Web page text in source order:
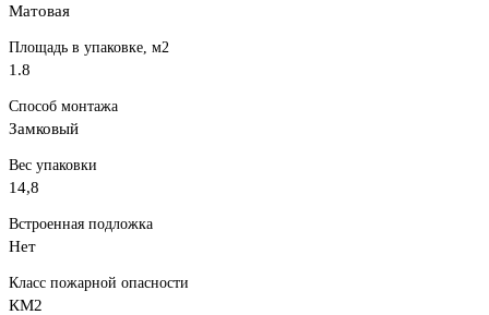
Матовая
Площадь в упаковке, м2
1.8
Способ монтажа
Замковый
Вес упаковки
14,8
Встроенная подложка
Нет
Класс пожарной опасности
КМ2